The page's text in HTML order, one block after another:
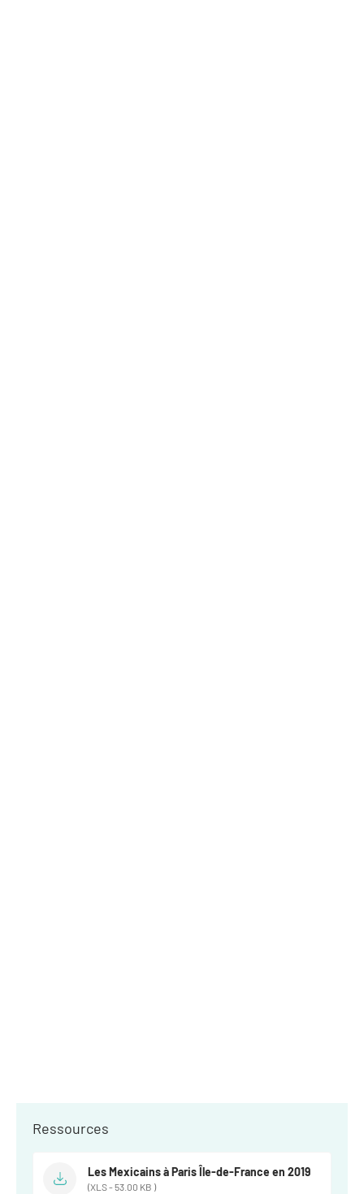
Ressources
Les Mexicains à Paris Île-de-France en 2019
(XLS - 53.00 KB )